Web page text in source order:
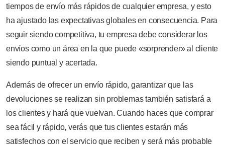
tiempos de envío más rápidos de cualquier empresa, y esto
ha ajustado las expectativas globales en consecuencia. Para
seguir siendo competitiva, tu empresa debe considerar los
envíos como un área en la que puede «sorprender» al cliente
siendo puntual y acertada.
Además de ofrecer un envío rápido, garantizar que las
devoluciones se realizan sin problemas también satisfará a
los clientes y hará que vuelvan. Cuando haces que comprar
sea fácil y rápido, verás que tus clientes estarán más
satisfechos con el servicio que reciben y será más probable